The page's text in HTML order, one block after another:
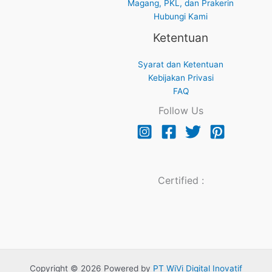
Magang, PKL, dan Prakerin
Hubungi Kami
Ketentuan
Syarat dan Ketentuan
Kebijakan Privasi
FAQ
Follow Us
Certified :
Copyright © 2026 Powered by PT WiVi Digital Inovatif